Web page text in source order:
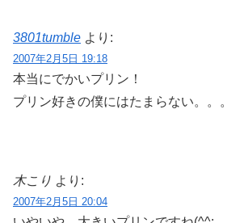
3801tumble より:
2007年2月5日 19:18
本当にでかいプリン！
プリン好きの僕にはたまらない。。。
木こり より:
2007年2月5日 20:04